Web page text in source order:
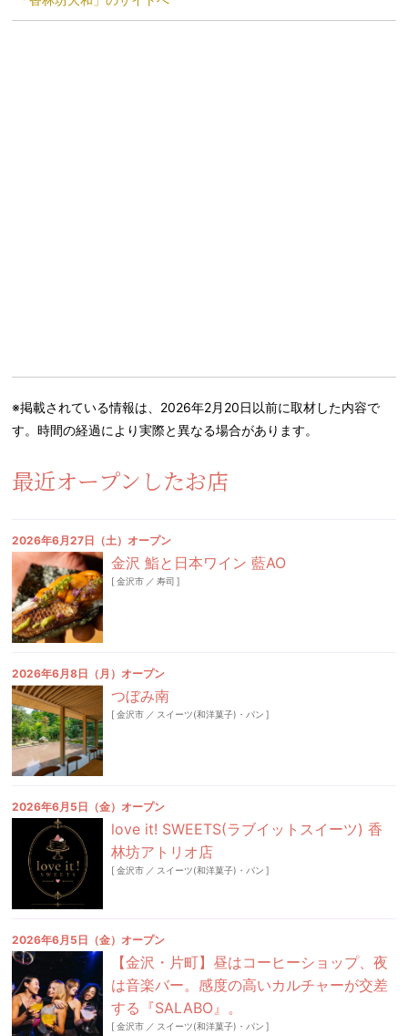
※掲載されている情報は、2026年2月20日以前に取材した内容で
す。時間の経過により実際と異なる場合があります。
最近オープンしたお店
2026年6月27日（土）オープン
金沢 鮨と日本ワイン 藍AO
[金沢市 ／ 寿司 ]
2026年6月8日（月）オープン
つぼみ南
[金沢市 ／ スイーツ(和洋菓子)・パン ]
2026年6月5日（金）オープン
love it! SWEETS(ラブイットスイーツ) 香
林坊アトリオ店
[金沢市 ／ スイーツ(和洋菓子)・パン ]
2026年6月5日（金）オープン
【金沢・片町】昼はコーヒーショップ、夜
は音楽バー。感度の高いカルチャーが交差
する『SALABO』。
[金沢市 ／ スイーツ(和洋菓子)・パン ]